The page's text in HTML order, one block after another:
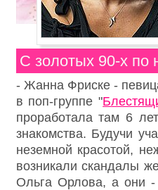
С золотых 90-х по
- Жанна Фриске-
в поп-группе "
проработала там 6
знакомства. Будучи
неземной красотой,
возникали скандалы
Ольга Орлова, а они